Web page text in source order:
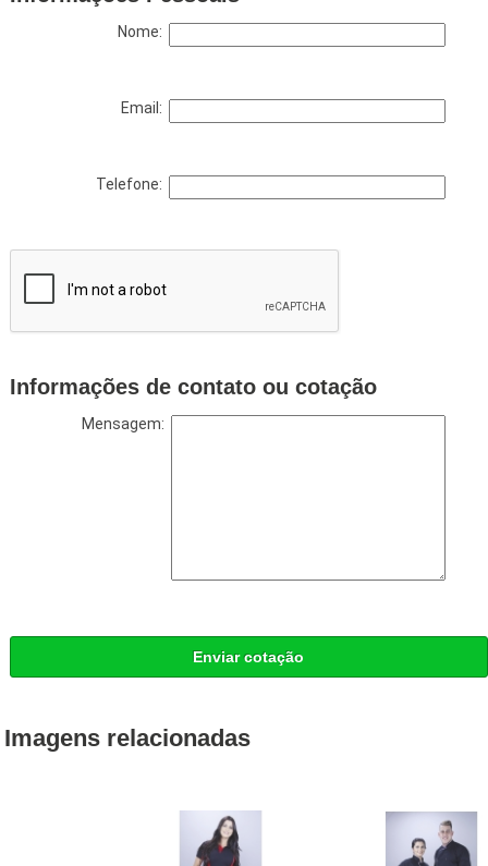
Nome:
Email:
Telefone:
Informações de contato ou cotação
Mensagem:
Enviar cotação
Imagens relacionadas